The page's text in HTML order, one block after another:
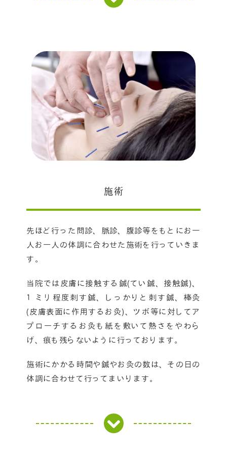
施術
先ほど行った問診、脈診、腹診等をもとにお一
人お一人の体調に合わせた施術を行っていきま
す。
当院では皮膚に接触する鍼(てい鍼、接触鍼)、
１ミリ程度刺す鍼、しっかりと刺す鍼、棒灸
(皮膚表面に作用するお灸)、ツボ等に対してア
プローチするお灸も紙を敷いて熱さをやわら
げ、痕も残らないように行っております。
施術にかかる時間や鍼やお灸の数は、その日の
体調に合わせて行ってまいります。